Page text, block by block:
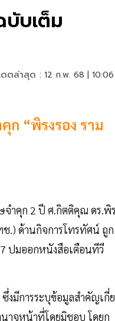
บเต็ม
ดตล่าสุด : 12 ก.พ. 68 |
“พิรงรอง ราม
ำคุก 2 ปี ศ.กิตติคุณ ดร.พิ
ช.) ด้านกิจการโทรทัศน์ ถูก
ปมออกหนังสือเตือนทีวี
มีการระบุข้อมูลสำคัญเกี่
นาจหน้าที่โดยมิชอบ โดยก